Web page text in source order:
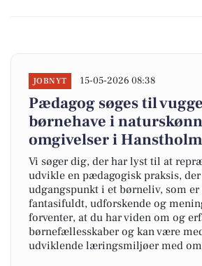
JOBNYT 15-05-2026 08:38
Pædagog søges til
børnehave i
omgivelser i Hanstholm
Vi søger dig, der har lyst til at
udvikle en pædagogisk praksis,
udgangspunkt i et børneliv, som er
fantasifuldt, udforskende og
forventer, at du har viden om og
børnefællesskaber og kan være
udviklende læringsmiljøer med